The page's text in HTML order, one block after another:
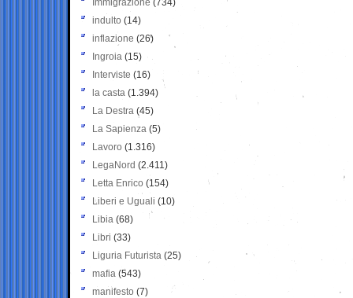
Immigrazione (734)
indulto (14)
inflazione (26)
Ingroia (15)
Interviste (16)
la casta (1.394)
La Destra (45)
La Sapienza (5)
Lavoro (1.316)
LegaNord (2.411)
Letta Enrico (154)
Liberi e Uguali (10)
Libia (68)
Libri (33)
Liguria Futurista (25)
mafia (543)
manifesto (7)